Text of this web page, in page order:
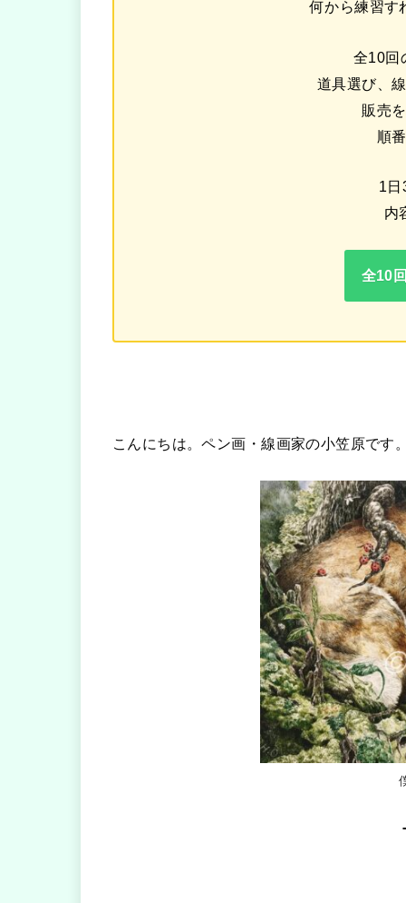
何から練習す
全10回
道具選び、
販売
順
1日
内
全10
こんにちは。ペン画・線画家の小笠原です